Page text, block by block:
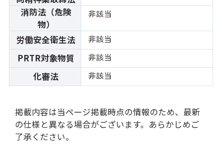
消防法（危険
物）
非該当
労働安全衛生法 非該当
PRTR対象物質 非該当
化審法 非該当
掲載内容は当ページ掲載時点の情報のため、最新
の仕様と異なる場合がございます。あらかじめご
了承ください。